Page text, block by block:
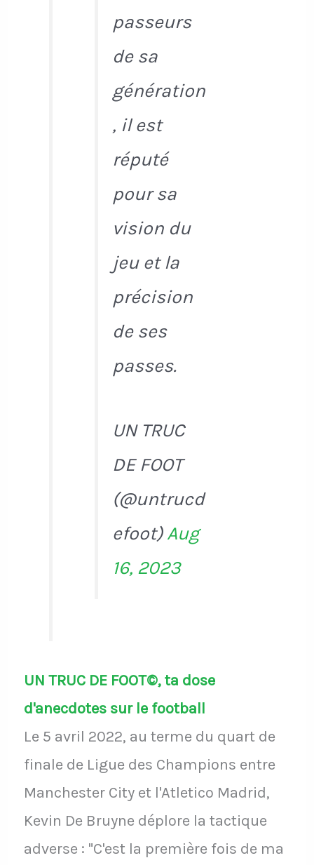
passeurs
de sa
génération
, il est
réputé
pour sa
vision du
jeu et la
précision
de ses
passes.
UN TRUC
DE FOOT
(@untrucd
efoot)Aug
16, 2023
UN TRUC DE FOOT©, ta dose
d'anecdotes sur le football
Le 5 avril 2022, au terme du quart de
finale de Ligue des Champions entre
Manchester City et l'Atletico Madrid,
Kevin De Bruyne déplore la tactique
adverse : "C'est la première fois de ma